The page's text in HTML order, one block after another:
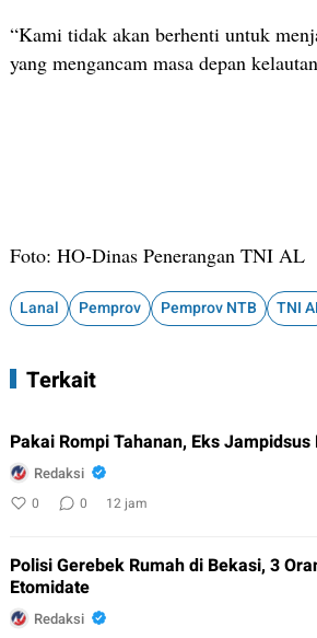
“Kami tidak akan berhenti untuk
yang mengancam masa depan
Foto: HO-Dinas Penerangan TNI AL
Lanal Pemprov Pemprov NTB TNI
Terkait
Pakai Rompi Tahanan, Eks
Redaksi
0 0 12 jam
Polisi Gerebek Rumah di Bekasi, 3
Etomidate
Redaksi